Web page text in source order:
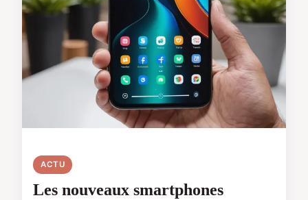
ACTU
Les nouveaux smartphones